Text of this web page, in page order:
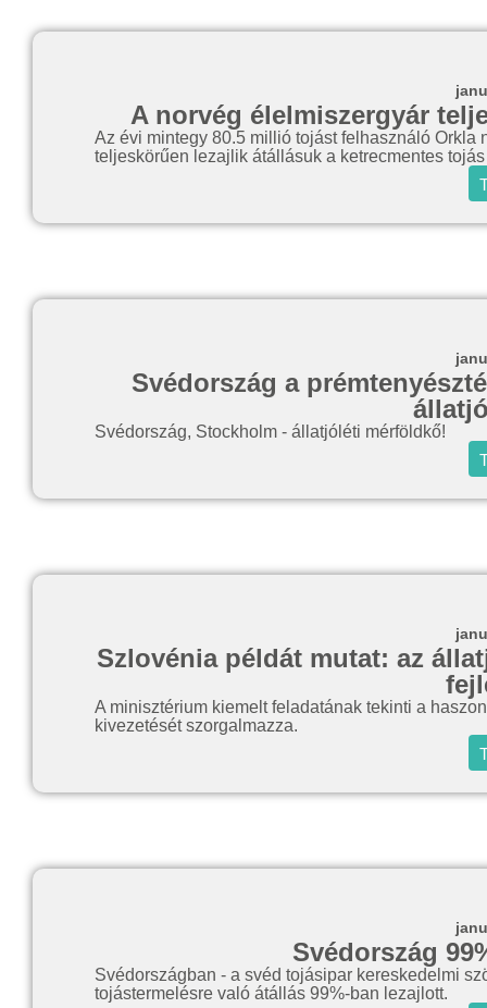
A norvég élelmiszergyár
Az évi mintegy 80.5 millió tojást felhasználó
teljeskörűen lezajlik átállásuk a ketrecmentes
Svédország a
Svédország, Stockholm - állatjóléti mérföldkő!
Szlovénia példát mutat: az
A minisztérium kiemelt feladatának tekinti a
kivezetését szorgalmazza.
Svédország
Svédországban - a svéd tojásipar kereskedelmi
tojástermelésre való átállás 99%-ban lezajlott.